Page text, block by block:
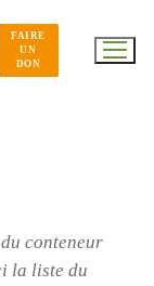
FAIRE
UN
DON
conteneur
la liste du